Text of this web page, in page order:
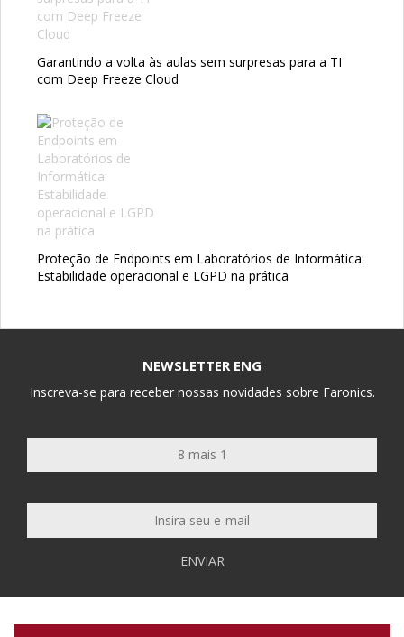
Garantindo a volta às aulas sem surpresas para a TI
com Deep Freeze Cloud
Proteção de Endpoints em Laboratórios de Informática:
Estabilidade operacional e LGPD na prática
NEWSLETTER ENG
Inscreva-se para receber nossas novidades sobre Faronics.
ENVIAR